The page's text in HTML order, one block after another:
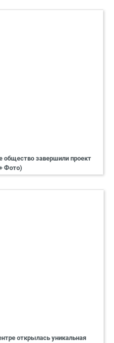
общество завершили проект
Фото)
открылась уникальная